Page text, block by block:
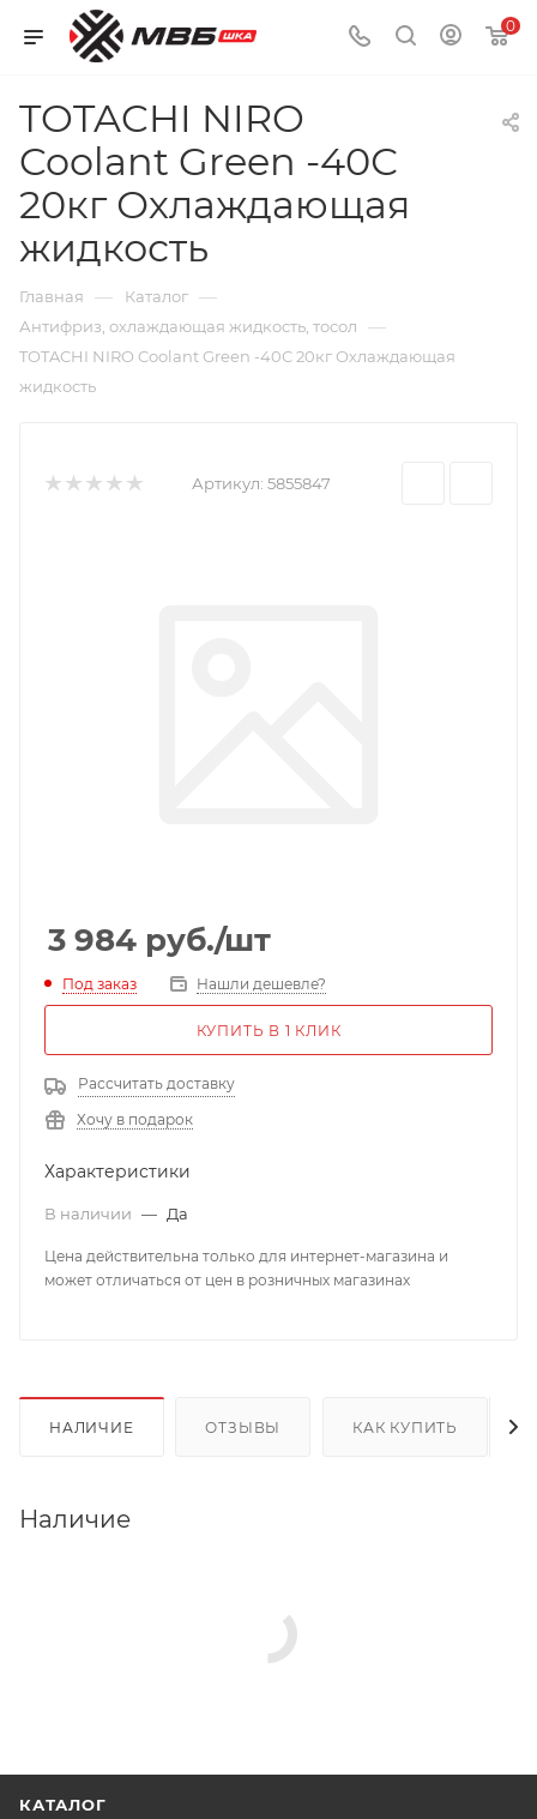
0
TOTACHI NIRO
Coolant Green -40С
20кг Охлаждающая
жидкость
Главная — Каталог —
Антифриз, охлаждающая жидкость, тосол —
TOTACHI NIRO Coolant Green -40С 20кг Охлаждающая
жидкость
Артикул: 5855847
3 984 руб./шт
Под заказ Нашли дешевле?
КУПИТЬ В 1 КЛИК
Рассчитать доставку
Хочу в подарок
Характеристики
В наличии — Да
Цена действительна только для интернет-магазина и
может отличаться от цен в розничных магазинах
НАЛИЧИЕ ОТЗЫВЫ КАК КУПИТЬ
Наличие
КАТАЛОГ